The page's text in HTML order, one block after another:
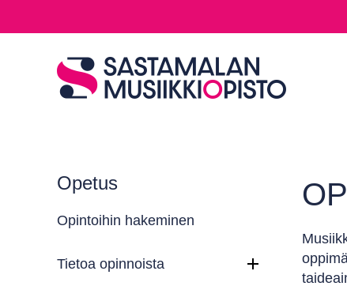
Opetus
Opintoihin hakeminen
Tietoa opinnoista